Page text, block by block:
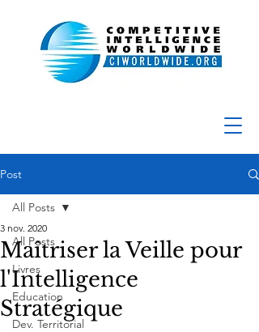
Post
All Posts
Livres
Education
Dev. Territorial
All Posts
Maîtriser la Veille pour
l'Intelligence
Stratégique
3 nov. 2020